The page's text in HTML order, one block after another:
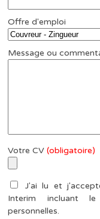
Offre d'emploi
Message ou
Votre CV(obligatoire)
J'ai lu et
Interim incluant
personnelles.